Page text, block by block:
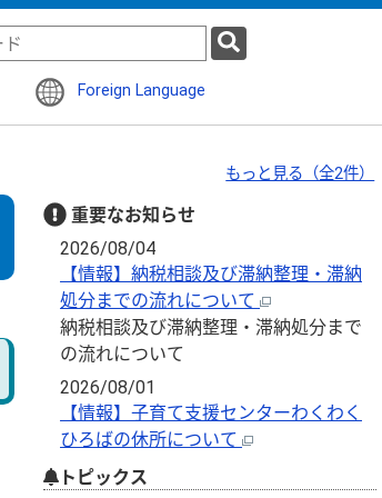
Foreign Language
もっと見る（全2件）
重要なお知らせ
2026/08/04
【情報】納税相談及び滞納整理・滞納
処分までの流れについて
納税相談及び滞納整理・滞納処分まで
の流れについて
2026/08/01
【情報】子育て支援センターわくわく
ひろばの休所について
トピックス